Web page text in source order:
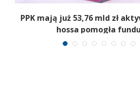
PPK mają już 53,76 mld zł
hossa pomogła